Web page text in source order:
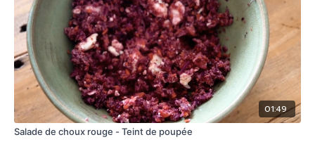
01:49
Salade de choux rouge - Teint de poupée